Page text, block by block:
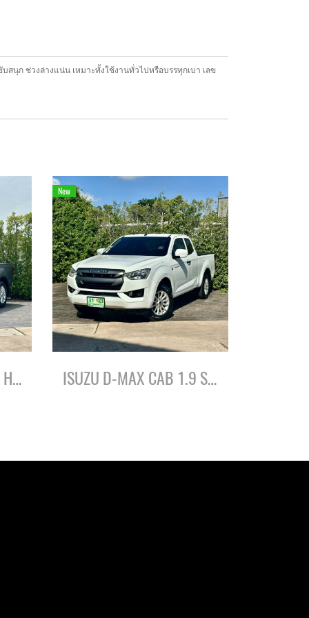
ขับสนุก ช่วงล่างแน่น เหมาะทั้งใช้งานทั่วไปหรือบรรทุกเบา เลข
ISUZU D-MAX CAB 3.0 HI-LANDER Z-PRESTIGE ปี62
New
ISUZU D-MAX CAB 1.9 S ปี64